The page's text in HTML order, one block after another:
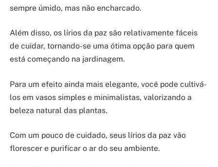
sempre úmido, mas não encharcado.
Além disso, os lírios da paz são relativamente fáceis
de cuidar, tornando-se uma ótima opção para quem
está começando na jardinagem.
Para um efeito ainda mais elegante, você pode cultivá-
los em vasos simples e minimalistas, valorizando a
beleza natural das plantas.
Com um pouco de cuidado, seus lírios da paz vão
florescer e purificar o ar do seu ambiente.